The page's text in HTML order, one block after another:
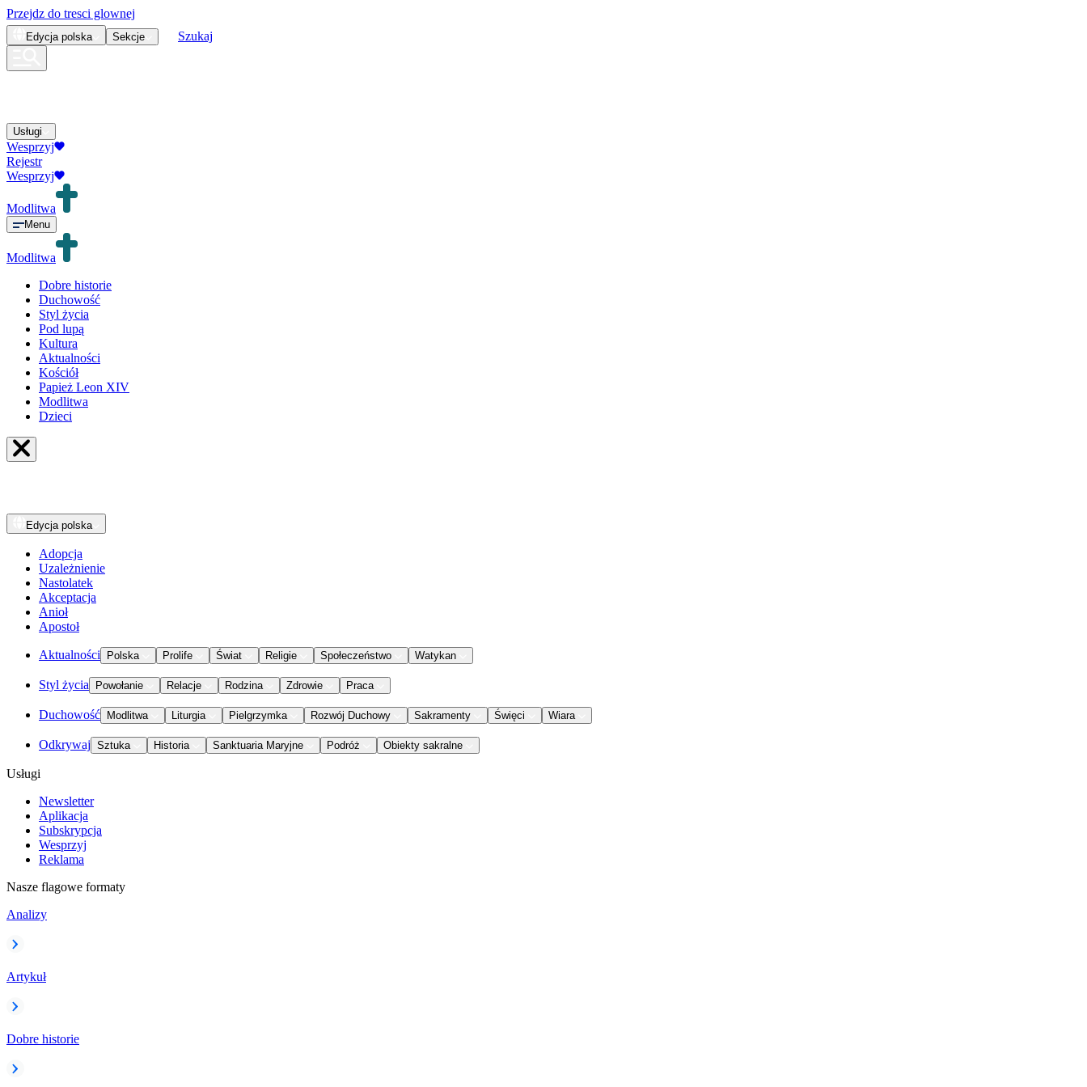
Przejdz do tresci glownej
Edycja polska Sekcje Szukaj
Usługi
Wesprzyj
Rejestr
Wesprzyj
Modlitwa
Menu
Modlitwa
Dobre historie
Duchowość
Styl życia
Pod lupą
Kultura
Aktualności
Kościół
Papież Leon XIV
Modlitwa
Dzieci
Edycja polska
Adopcja
Uzależnienie
Nastolatek
Akceptacja
Anioł
Apostoł
Aktualności Polska Prolife Świat Religie Społeczeństwo Watykan
Styl życia Powołanie Relacje Rodzina Zdrowie Praca
Duchowość Modlitwa Liturgia Pielgrzymka Rozwój Duchowy Sakramenty Święci Wiara
Odkrywaj Sztuka Historia Sanktuaria Maryjne Podróż Obiekty sakralne
Usługi
Newsletter
Aplikacja
Subskrypcja
Wesprzyj
Reklama
Nasze flagowe formaty
Analizy
Artykuł
Dobre historie